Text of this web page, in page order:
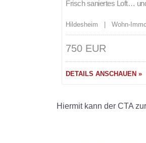
Frisch saniertes Loft…
Hildesheim | Wohn-
750 EUR
DETAILS ANSCHAUEN »
Hiermit kann der CTA